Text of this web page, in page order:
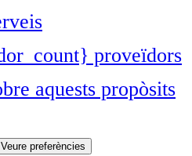
proveïdors
aquests propòsits
Veure preferències